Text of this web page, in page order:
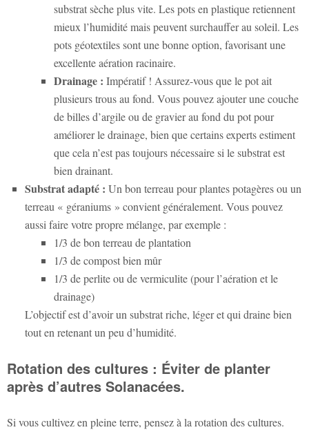
substrat sèche plus vite. Les pots en plastique retiennent
mieux l’humidité mais peuvent surchauffer au soleil. Les
pots géotextiles sont une bonne option, favorisant une
excellente aération racinaire.
Drainage : Impératif ! Assurez-vous que le pot ait
plusieurs trous au fond. Vous pouvez ajouter une couche
de billes d’argile ou de gravier au fond du pot pour
améliorer le drainage, bien que certains experts estiment
que cela n’est pas toujours nécessaire si le substrat est
bien drainant.
Substrat adapté : Un bon terreau pour plantes potagères ou un
terreau « géraniums » convient généralement. Vous pouvez
aussi faire votre propre mélange, par exemple :
1/3 de bon terreau de plantation
1/3 de compost bien mûr
1/3 de perlite ou de vermiculite (pour l’aération et le
drainage)
L’objectif est d’avoir un substrat riche, léger et qui draine bien
tout en retenant un peu d’humidité.
Rotation des cultures : Éviter de planter
après d’autres Solanacées.
Si vous cultivez en pleine terre, pensez à la rotation des cultures.